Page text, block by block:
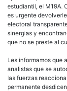
estudiantil, el M19A.
es urgente
electoral
sinergias y
que no se preste al
Les informamos que
analistas que se
las fuerzas
permanente